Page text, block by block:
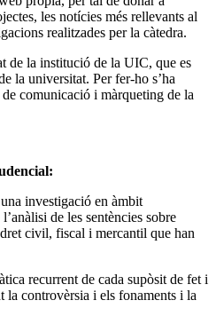
les notícies més rellevants al
realitzades per la càtedra.
de la institució de la UIC, que es
la universitat. Per fer-ho s’ha
comunicació i màrqueting de la
investigació en àmbit
de les sentències sobre
civil, fiscal i mercantil que han
recurrent de cada supòsit de fet i
la controvèrsia i els fonaments i la